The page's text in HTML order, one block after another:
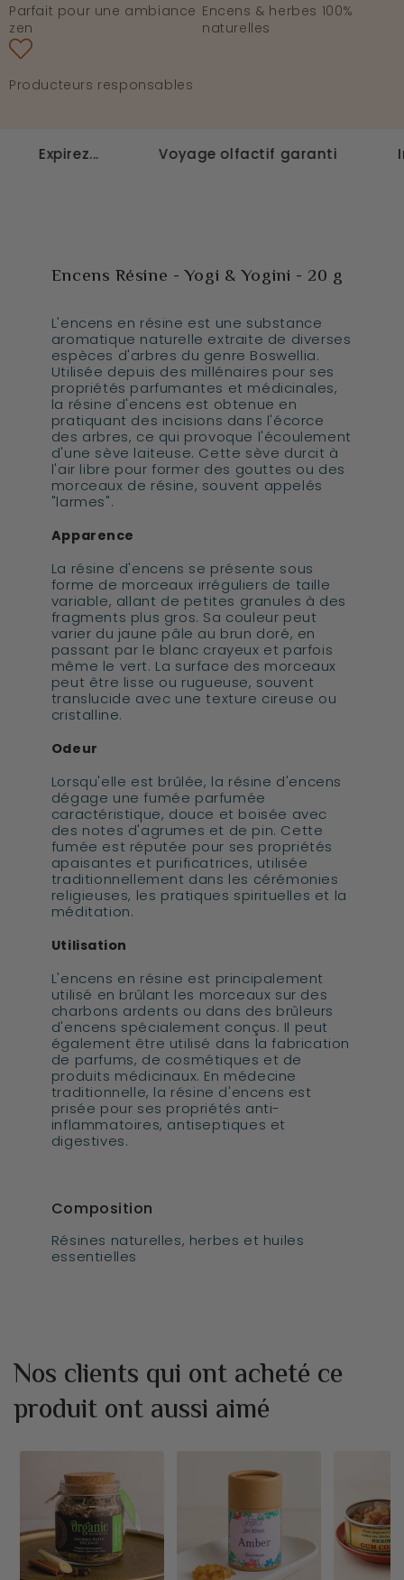
Parfait pour une ambiance
zen
Encens & herbes 100%
naturelles
Producteurs responsables
Voyage olfactif garanti
Encens Résine - Yogi & Yogini - 20 g
L'encens en résine est une substance
aromatique naturelle extraite de diverses
espèces d'arbres du genre Boswellia.
Utilisée depuis des millénaires pour ses
propriétés parfumantes et médicinales,
la résine d'encens est obtenue en
pratiquant des incisions dans l'écorce
des arbres, ce qui provoque l'écoulement
d'une sève laiteuse. Cette sève durcit à
l'air libre pour former des gouttes ou des
morceaux de résine, souvent appelés
"larmes".
Apparence
La résine d'encens se présente sous
forme de morceaux irréguliers de taille
variable, allant de petites granules à des
fragments plus gros. Sa couleur peut
varier du jaune pâle au brun doré, en
passant par le blanc crayeux et parfois
même le vert. La surface des morceaux
peut être lisse ou rugueuse, souvent
translucide avec une texture cireuse ou
cristalline.
Odeur
Lorsqu'elle est brûlée, la résine d'encens
dégage une fumée parfumée
caractéristique, douce et boisée avec
des notes d'agrumes et de pin. Cette
fumée est réputée pour ses propriétés
apaisantes et purificatrices, utilisée
traditionnellement dans les cérémonies
religieuses, les pratiques spirituelles et la
méditation.
Utilisation
L'encens en résine est principalement
utilisé en brûlant les morceaux sur des
charbons ardents ou dans des brûleurs
d'encens spécialement conçus. Il peut
également être utilisé dans la fabrication
de parfums, de cosmétiques et de
produits médicinaux. En médecine
traditionnelle, la résine d'encens est
prisée pour ses propriétés anti-
inflammatoires, antiseptiques et
digestives.
Composition
Résines naturelles, herbes et huiles
essentielles
Nos clients qui ont acheté ce
produit ont aussi aimé